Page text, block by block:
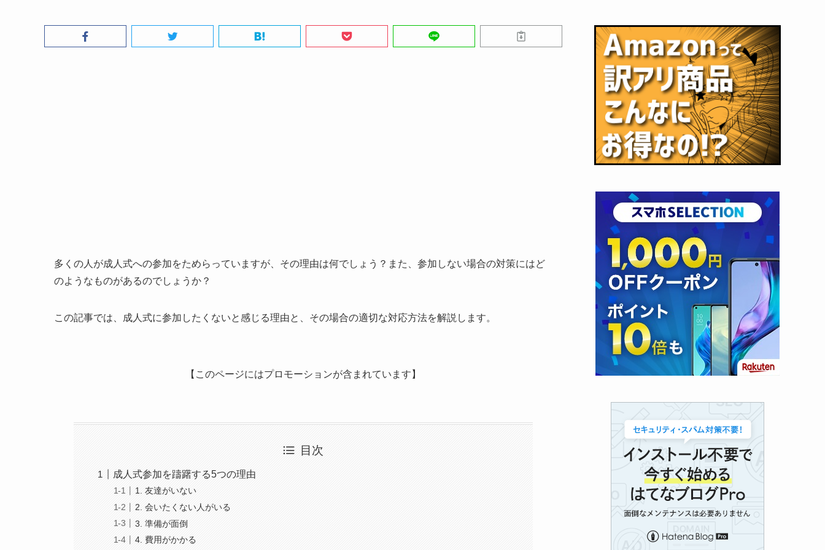
多くの人が成人式への参加をためらっていますが、その理由は何でしょう？また、参加しない場合の対策にはど
のようなものがあるのでしょうか？
この記事では、成人式に参加したくないと感じる理由と、その場合の適切な対応方法を解説します。
【このページにはプロモーションが含まれています】
目次
成人式参加を躊躇する5つの理由
1. 友達がいない
2. 会いたくない人がいる
3. 準備が面倒
4. 費用がかかる